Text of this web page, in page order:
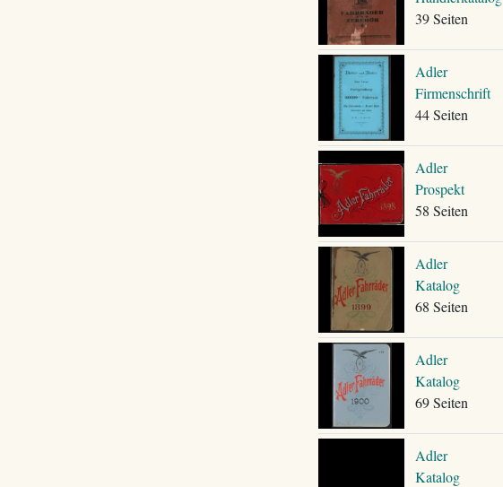
39 Seiten
Adler
Firmenschrift
44 Seiten
Adler
Prospekt
58 Seiten
Adler
Katalog
68 Seiten
Adler
Katalog
69 Seiten
Adler
Katalog